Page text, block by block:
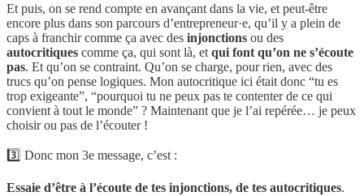
Et puis, on se rend compte en avançant dans la vie, et peut-être
encore plus dans son parcours d’entrepreneur·e, qu’il y a plein de
caps à franchir comme ça avec des injonctions ou des
autocritiques comme ça, qui sont là, et qui font qu’on ne s’écoute
pas. Et qu’on se contraint. Qu’on se charge, pour rien, avec des
trucs qu’on pense logiques. Mon autocritique ici était donc “tu es
trop exigeante”, “pourquoi tu ne peux pas te contenter de ce qui
convient à tout le monde” ? Maintenant que je l’ai repérée… je peux
choisir ou pas de l’écouter !
3️⃣ Donc mon 3e message, c’est :
Essaie d’être à l’écoute de tes injonctions, de tes autocritiques.